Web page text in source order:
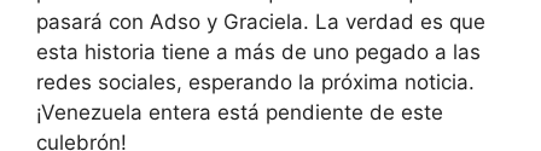
pasará con Adso y Graciela. La verdad es que
esta historia tiene a más de uno pegado a las
redes sociales, esperando la próxima noticia.
¡Venezuela entera está pendiente de este
culebrón!